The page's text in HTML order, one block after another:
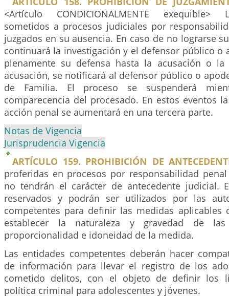
<Artículo CONDICIONALMENTE exequible>
sometidos a procesos judiciales por
juzgados en su ausencia. En caso de no lograrse
continuará la investigación y el defensor público o
plenamente su defensa hasta la acusación o la
acusación, se notificará al defensor público o
de Familia. El proceso se suspenderá
comparecencia del procesado. En estos eventos
acción penal se aumentará en una tercera parte.
Notas de Vigencia
Jurisprudencia Vigencia
ARTÍCULO 159. PROHIBICIÓN DE
proferidas en procesos por responsabilidad
no tendrán el carácter de antecedente judicial.
reservados y podrán ser utilizados por las
competentes para definir las medidas aplicables
establecer la naturaleza y gravedad de
proporcionalidad e idoneidad de la medida.
Las entidades competentes deberán hacer
de información para llevar el registro de los
cometido delitos, con el objeto de definir los
política criminal para adolescentes y jóvenes.